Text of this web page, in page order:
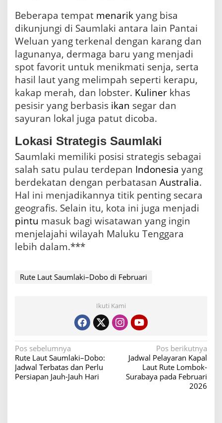
Beberapa tempat menarikyang bisa
dikunjungi di Saumlaki antara lain Pantai
Weluan yang terkenal dengan karang dan
lagunanya, dermaga baru yang menjadi
spot favorit untuk menikmati senja, serta
hasil laut yang melimpah seperti kerapu,
kakap merah, dan lobster. Kuliner khas
pesisir yang berbasis ikan segar dan
sayuran lokal juga patut dicoba.
Lokasi Strategis Saumlaki
Saumlaki memiliki posisi strategis sebagai
salah satu pulau terdepan Indonesia yang
berdekatan dengan perbatasan Australia.
Hal ini menjadikannya titik penting secara
pintu masuk bagi wisatawan yang ingin
menjelajahi wilayah Maluku Tenggara
lebih dalam.***
Rute Laut Saumlaki–Dobo di Februari
Ikuti Kami
N
a
v
Pos sebelumnya
Rute Laut Saumlaki–Dobo:
Jadwal Terbatas dan Perlu
Persiapan Jauh-Jauh Hari
Pos berikutnya
Jadwal Pelayaran Kapal
Laut Rute Lombok-
Surabaya pada Februari
2026